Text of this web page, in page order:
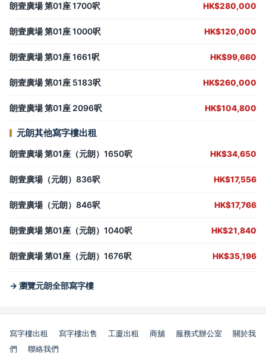
朗壹廣場 第01座 1700呎 HK$280,000
朗壹廣場 第01座 1000呎 HK$120,000
朗壹廣場 第01座 1661呎 HK$99,660
朗壹廣場 第01座 5183呎 HK$260,000
朗壹廣場 第01座 2096呎 HK$104,800
元朗其他寫字樓出租
朗壹廣場 第01座（元朗）1650呎 HK$34,650
朗壹廣場（元朗）836呎 HK$17,556
朗壹廣場（元朗）846呎 HK$17,766
朗壹廣場 第01座（元朗）1040呎 HK$21,840
朗壹廣場 第01座（元朗）1676呎 HK$35,196
→ 瀏覽元朗全部寫字樓
寫字樓出租 寫字樓出售 工廈出租 商舖 服務式辦公室
關於我
們
聯絡我們